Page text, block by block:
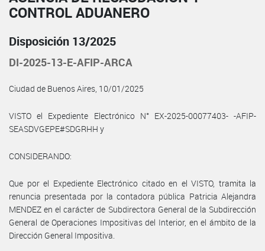
CONTROL ADUANERO
Disposición 13/2025
DI-2025-13-E-AFIP-ARCA
Ciudad de Buenos Aires, 10/01/2025
VISTO el Expediente Electrónico N° EX-2025-00077403- -AFIP-
SEASDVGEPE#SDGRHH y
CONSIDERANDO:
Que por el Expediente Electrónico citado en el VISTO, tramita la
renuncia presentada por la contadora pública Patricia Alejandra
MENDEZ en el carácter de Subdirectora General de la Subdirección
General de Operaciones Impositivas del Interior, en el ámbito de la
Dirección General Impositiva.